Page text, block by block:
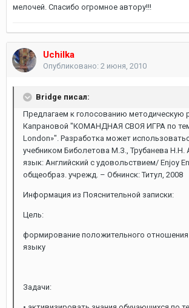
мелочей. Спасибо огромное автору!!!
Uchilka
Опубликовано: 2 июня, 2010
Bridge писал:
Предлагаем к голосованию методическую
Капрановой "КОМАНДНАЯ СВОЯ ИГРА по
London»". Разработка может
учебником Биболетова М.З., Трубанева Н.Н.
язык: Английский с удовольствием/ Enjoy
общеобраз. учрежд. – Обнинск: Титул, 2008
Информация из Пояснительной записки:
Цель:
формирование положительного отношения
языку
Задачи: